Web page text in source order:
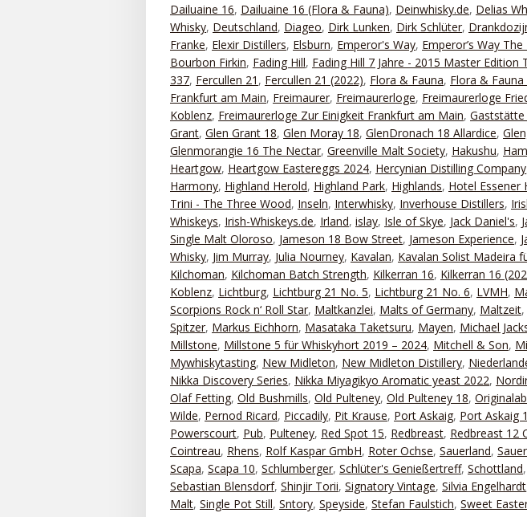
Dailuaine 16, Dailuaine 16 (Flora & Fauna), Deinwhisky.de, Delias
Whisky, Deutschland, Diageo, Dirk Lunken, Dirk Schlüter,
Franke, Elexir Distillers, Elsburn, Emperor's Way, Emperor’s Way
Bourbon Firkin, Fading Hill, Fading Hill 7 Jahre - 2015 Master Edition
337, Fercullen 21 , Fercullen 21 (2022), Flora & Fauna, Flora & Fauna
Frankfurt am Main, Freimaurer, Freimaurerloge, Freimaurerloge
Koblenz, Freimaurerloge Zur Einigkeit Frankfurt am Main,
Grant, Glen Grant 18, Glen Moray 18, GlenDronach 18 Allardice,
Glenmorangie 16 The Nectar, Greenville Malt Society, Hakushu,
Heartgow, Heartgow Eastereggs 2024, Hercynian Distilling Company
Harmony, Highland Herold, Highland Park, Highlands, Hotel Essener
Trini - The Three Wood, Inseln, Interwhisky, Inverhouse Distillers,
Whiskeys, Irish-Whiskeys.de, Irland, islay, Isle of Skye, Jack Daniel's,
Single Malt Oloroso, Jameson 18 Bow Street, Jameson Experience,
Whisky, Jim Murray, Julia Nourney, Kavalan, Kavalan Solist Madeira
Kilchoman, Kilchoman Batch Strength, Kilkerran 16, Kilkerran 16
Koblenz, Lichtburg, Lichtburg 21 No. 5, Lichtburg 21 No. 6, LVMH,
Scorpions Rock n‘ Roll Star, Maltkanzlei, Malts of Germany, Maltzeit,
Spitzer, Markus Eichhorn, Masataka Taketsuru, Mayen, Michael
Millstone, Millstone 5 für Whiskyhort 2019 – 2024, Mitchell & Son,
Mywhiskytasting, New Midleton, New Midleton Distillery,
Nikka Discovery Series, Nikka Miyagikyo Aromatic yeast 2022,
Olaf Fetting, Old Bushmills, Old Pulteney, Old Pulteney 18,
Wilde, Pernod Ricard, Piccadily, Pit Krause, Port Askaig, Port Askaig
Powerscourt, Pub, Pulteney, Red Spot 15, Redbreast, Redbreast 12
Cointreau, Rhens, Rolf Kaspar GmbH, Roter Ochse, Sauerland,
Scapa, Scapa 10, Schlumberger, Schlüter's Genießertreff, Schottland,
Sebastian Blensdorf, Shinjir Torii, Signatory Vintage, Silvia Engelhardt
Malt, Single Pot Still, Sntory, Speyside, Stefan Faulstich, Sweet